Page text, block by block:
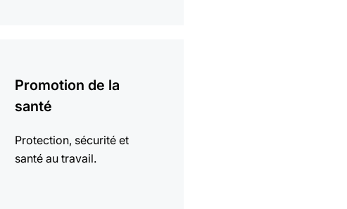
Promotion de la
santé
Protection, sécurité et
santé au travail.